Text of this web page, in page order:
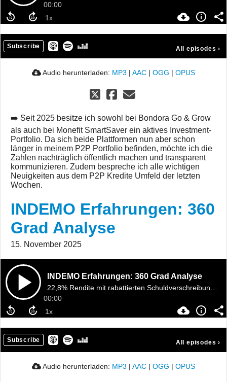
00:00
Subscribe All episodes ›
Audio herunterladen: MP3 | AAC | OGG | OPUS
➡️ Seit 2025 besitze ich sowohl bei Bondora Go & Grow
als auch bei Monefit SmartSaver ein aktives Investment-
Portfolio. Da sich beide Plattformen nun aber schon
länger in meinem P2P Portfolio befinden, möchte ich die
Zahlen nachträglich öffentlich machen und transparent
kommunizieren. Zudem bespreche ich alle wichtigen
Neuigkeiten aus dem P2P Kredite Umfeld der letzten
Wochen.
INDEMO Erfahrungen: 360
Grad Analyse
15. November 2025
INDEMO Erfahrungen: 360 Grad Analyse
22,8% Rendite mit rabattierten Schuldverschreibungen?
00:00
Subscribe All episodes ›
Audio herunterladen: MP3 | AAC | OGG | OPUS